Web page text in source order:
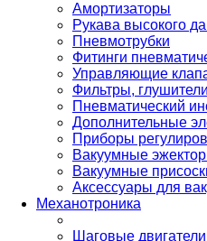
Амортизаторы
Рукава высокого
Пневмотрубки
Фитинги
Управляющие
Фильтры, глушители
Пневматический
Дополнительные
Приборы
Вакуумные
Вакуумные
Аксессуары для
Механотроника
Шаговые двигатели